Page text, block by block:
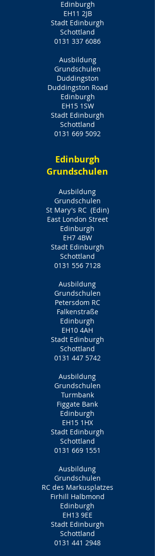
Edinburgh
EH11 2JB
Stadt Edinburgh
Schottland
0131 337 6086
Ausbildung
Grundschulen
Duddingston
Duddingston Road
Edinburgh
EH15 1SW
Stadt Edinburgh
Schottland
0131 669 5092
Edinburgh
Grundschulen
Ausbildung
Grundschulen
St Mary's RC (Edin)
East London Street
Edinburgh
EH7 4BW
Stadt Edinburgh
Schottland
0131 556 7128
Ausbildung
Grundschulen
Petersdom RC
Falkenstraße
Edinburgh
EH10 4AH
Stadt Edinburgh
Schottland
0131 447 5742
Ausbildung
Grundschulen
Turmbank
Figgate Bank
Edinburgh
EH15 1HX
Stadt Edinburgh
Schottland
0131 669 1551
Ausbildung
Grundschulen
RC des Markusplatzes
Firhill Halbmond
Edinburgh
EH13 9EE
Stadt Edinburgh
Schottland
0131 441 2948